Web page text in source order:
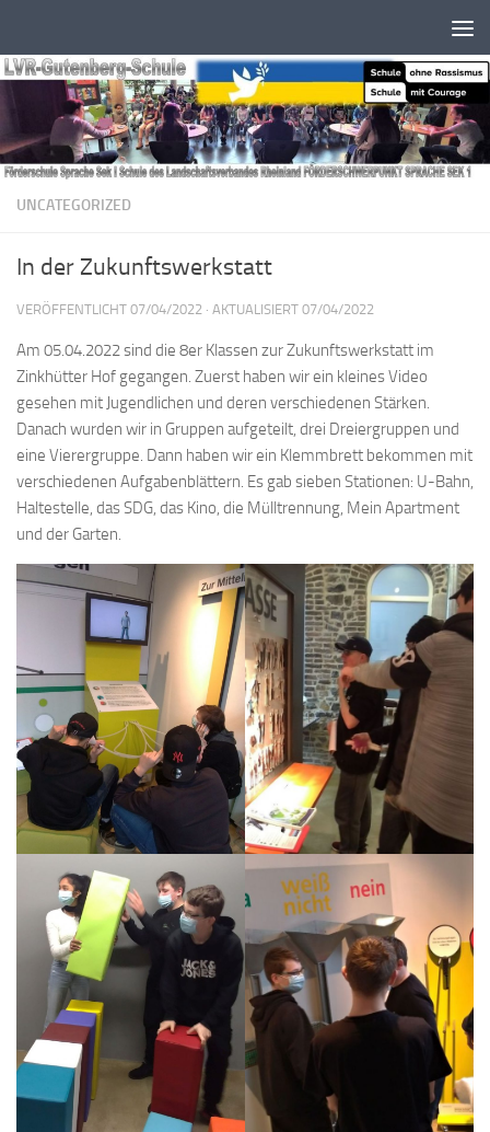
UNCATEGORIZED
In der Zukunftswerkstatt
VERÖFFENTLICHT 07/04/2022 · AKTUALISIERT 07/04/2022
Am 05.04.2022 sind die 8er Klassen zur Zukunftswerkstatt im
Zinkhütter Hof gegangen. Zuerst haben wir ein kleines Video
gesehen mit Jugendlichen und deren verschiedenen Stärken.
Danach wurden wir in Gruppen aufgeteilt, drei Dreiergruppen und
eine Vierergruppe. Dann haben wir ein Klemmbrett bekommen mit
verschiedenen Aufgabenblättern. Es gab sieben Stationen: U-Bahn,
Haltestelle, das SDG, das Kino, die Mülltrennung, Mein Apartment
und der Garten.